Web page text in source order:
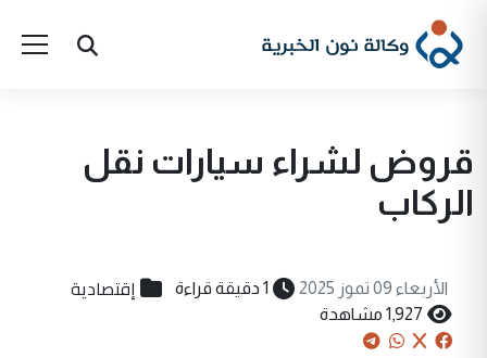
قروض لشراء سيارات نقل
الركاب
الأربعاء 09 تموز 2025 1 دقيقة قراءة إقتصادية
1,927 مشاهدة